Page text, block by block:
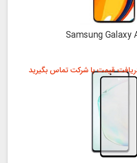
قیمت با شرکت تماس بگیرید